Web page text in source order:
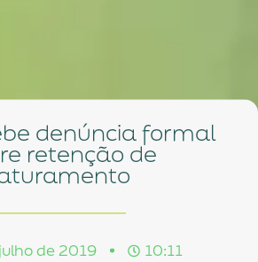
retenção de
de 2019 10:11